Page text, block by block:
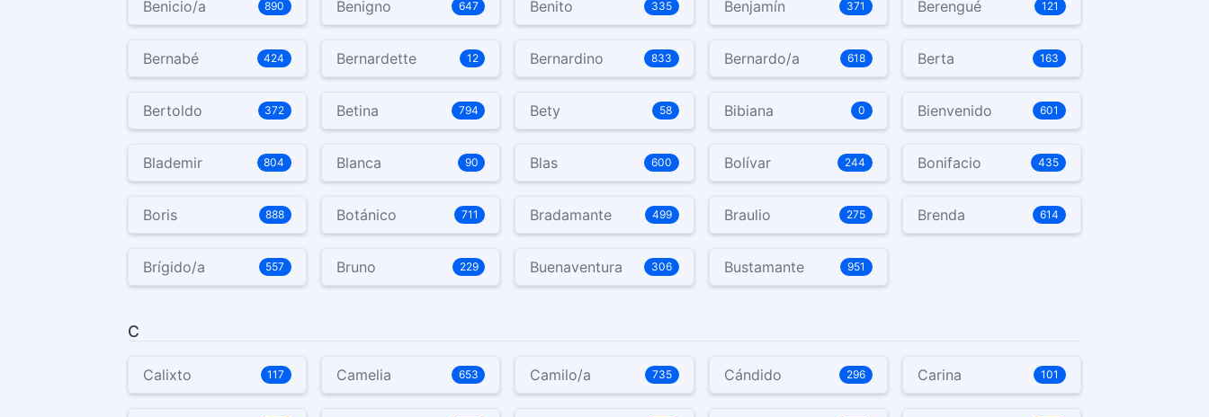
Benicio/a 890 Benigno 647 Benito 335 Benjamín 371 Berengué 121
Bernabé 424 Bernardette 12 Bernardino 833 Bernardo/a 618 Berta 163
Bertoldo 372 Betina 794 Bety 58 Bibiana 0 Bienvenido 601
Blademir 804 Blanca 90 Blas 600 Bolívar 244 Bonifacio 435
Boris 888 Botánico 711 Bradamante 499 Braulio 275 Brenda 614
Brígido/a 557 Bruno 229 Buenaventura 306 Bustamante 951
C
Calixto 117 Camelia 653 Camilo/a 735 Cándido 296 Carina 101